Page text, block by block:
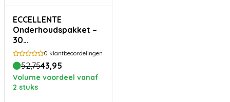
ECCELLENTE
Onderhoudspakket –
30
ontkalkingstabletten
+ 30
reinigingstabletten
voor koffiemachines
0 klantbeoordelingen
52,7543,95
Volume voordeel vanaf
2 stuks